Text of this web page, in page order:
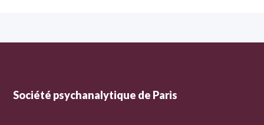
Société psychanalytique de Paris